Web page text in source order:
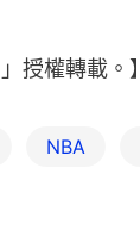
」授權轉載。】
NBA